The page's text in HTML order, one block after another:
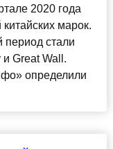
2020 года
марок.
стали
Great Wall.
определили